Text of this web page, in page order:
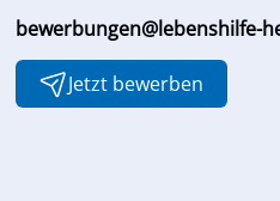
bewerbungen@lebenshilfe-
Jetzt bewerben